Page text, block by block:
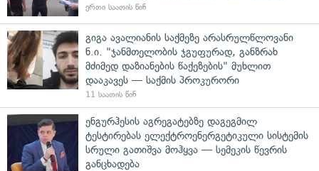
ერთი საათის წინ
გიგა ავალიანის საქმეზე არასრულწლოვანი
ნ.ი. "ჯანმთელობის ჯგუფურად, განზრახ
მძიმედ დაზიანების წაქეზების" მუხლით
დააკავეს — საქმის პროკურორი
11 საათის წინ
ენგურჰესის აგრეგატებზე დაგეგმილ
ტესტირებას ელექტროენერგეტიკული სისტემის
სრული გათიშვა მოჰყვა — სემეკის წევრის
განცხადება